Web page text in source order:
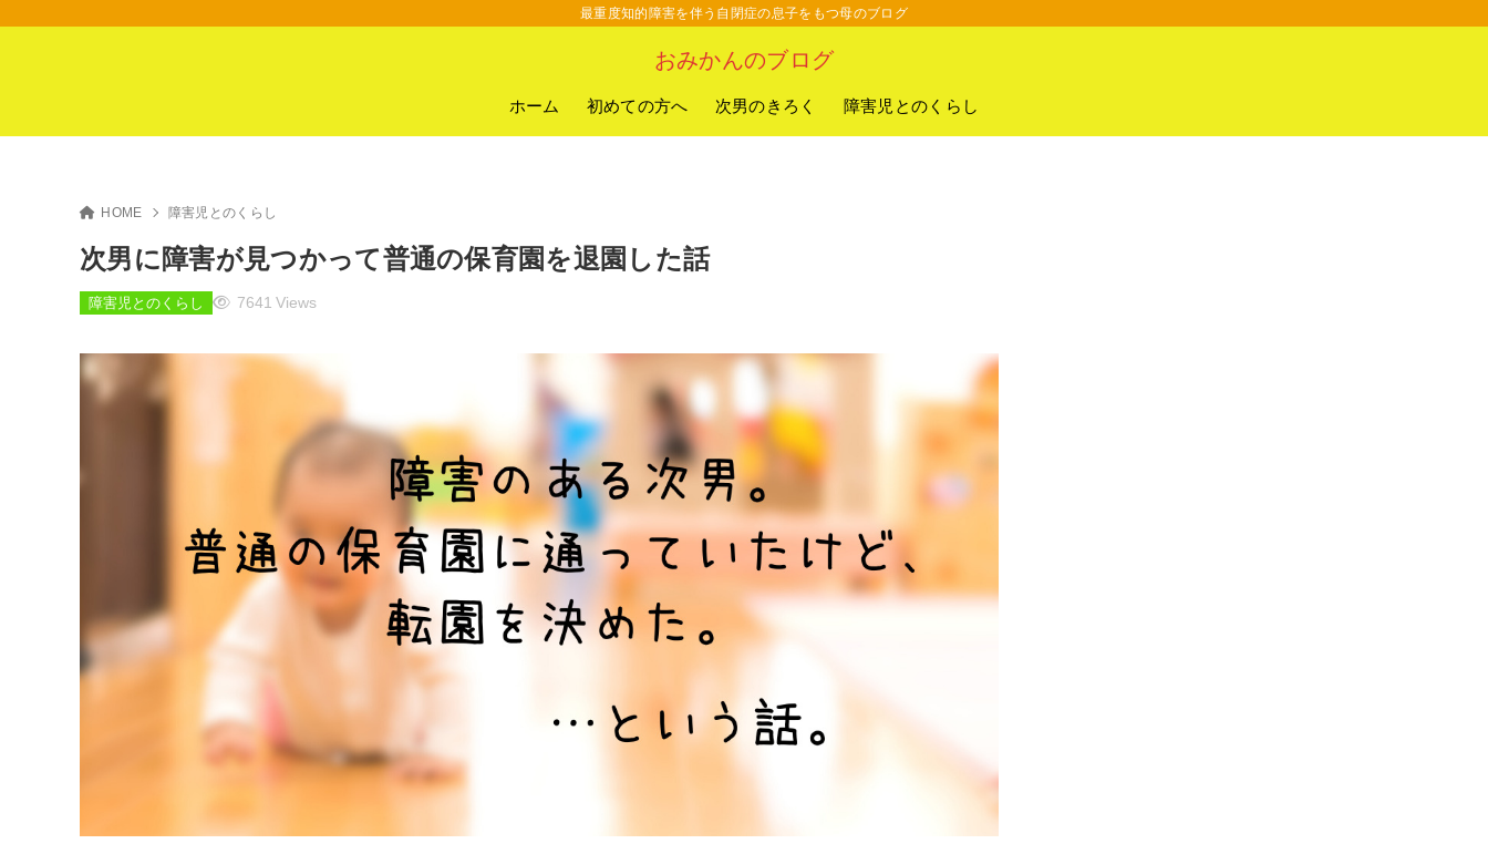
おみかんのブログ
最重度知的障害を伴う自閉症の息子をもつ母のブログ
ホーム 初めての方へ 次男のきろく 障害児とのくらし
HOME 障害児とのくらし
次男に障害が見つかって普通の保育園を退園した話
障害児とのくらし 7641 Views